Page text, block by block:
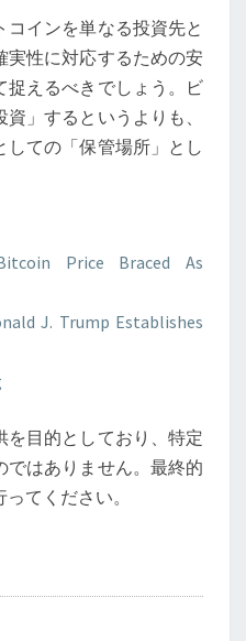
インを単なる投資先と
実性に対応するための安
捉えるべきでしょう。ビ
」するというよりも、
ての「保管場所」とし
Price Braced As
J. Trump Establishes
を目的としており、特定
ではありません。最終的
てください。